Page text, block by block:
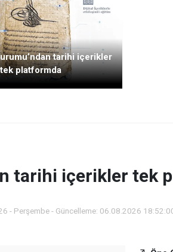
tarihi içerikler
tek platformda
tarihi içerikler tek
- Perşembe - Güncelleme: 06.08.2026